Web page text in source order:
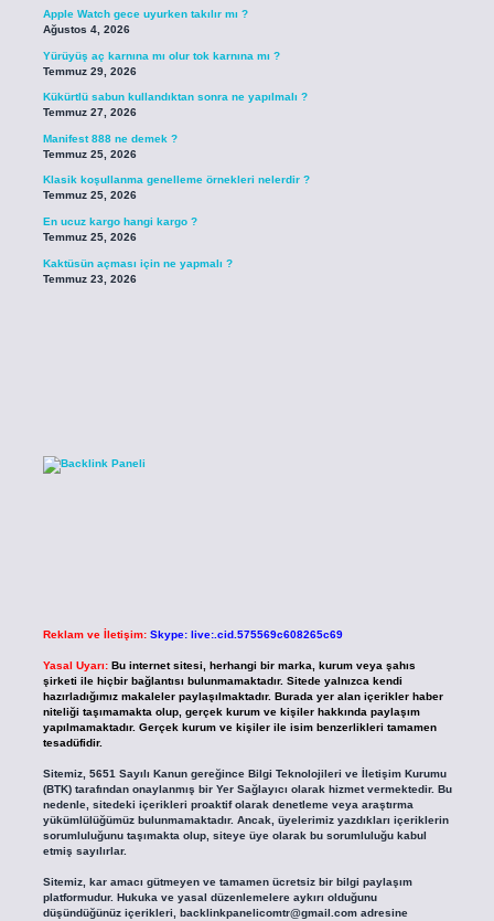
Apple Watch gece uyurken takılır mı ?
Ağustos 4, 2026
Yürüyüş aç karnına mı olur tok karnına mı ?
Temmuz 29, 2026
Kükürtlü sabun kullandıktan sonra ne yapılmalı ?
Temmuz 27, 2026
Manifest 888 ne demek ?
Temmuz 25, 2026
Klasik koşullanma genelleme örnekleri nelerdir ?
Temmuz 25, 2026
En ucuz kargo hangi kargo ?
Temmuz 25, 2026
Kaktüsün açması için ne yapmalı ?
Temmuz 23, 2026
Reklam ve İletişim: Skype: live:.cid.575569c608265c69
Yasal Uyarı: Bu internet sitesi, herhangi bir marka, kurum veya şahıs
şirketi ile hiçbir bağlantısı bulunmamaktadır. Sitede yalnızca kendi
hazırladığımız makaleler paylaşılmaktadır. Burada yer alan içerikler haber
niteliği taşımamakta olup, gerçek kurum ve kişiler hakkında paylaşım
yapılmamaktadır. Gerçek kurum ve kişiler ile isim benzerlikleri tamamen
tesadüfidir.
Sitemiz, 5651 Sayılı Kanun gereğince Bilgi Teknolojileri ve İletişim Kurumu
(BTK) tarafından onaylanmış bir Yer Sağlayıcı olarak hizmet vermektedir. Bu
nedenle, sitedeki içerikleri proaktif olarak denetleme veya araştırma
yükümlülüğümüz bulunmamaktadır. Ancak, üyelerimiz yazdıkları içeriklerin
sorumluluğunu taşımakta olup, siteye üye olarak bu sorumluluğu kabul
etmiş sayılırlar.
Sitemiz, kar amacı gütmeyen ve tamamen ücretsiz bir bilgi paylaşım
platformudur. Hukuka ve yasal düzenlemelere aykırı olduğunu
düşündüğünüz içerikleri, backlinkpanelicomtr@gmail.comadresine